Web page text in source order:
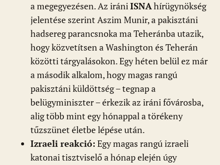
a megegyezésen. Az irániISNAhírügynökség
jelentése szerint Aszim Munir, a pakisztáni
hadsereg parancsnoka ma Teheránba utazik,
hogy közvetítsen a Washington és Teherán
közötti tárgyalásokon. Egy héten belül ez már
a második alkalom, hogy magas rangú
pakisztáni küldöttség – tegnap a
belügyminiszter – érkezik az iráni fővárosba,
alig több mint egy hónappal a törékeny
tűzszünet életbe lépése után.
Izraeli reakció: Egy magas rangú izraeli
katonai tisztviselő a hónap elején úgy